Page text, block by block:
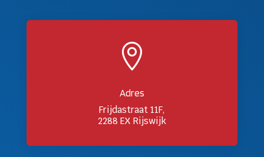

Adres
Frijdastraat 11F,
2288 EX Rijswijk